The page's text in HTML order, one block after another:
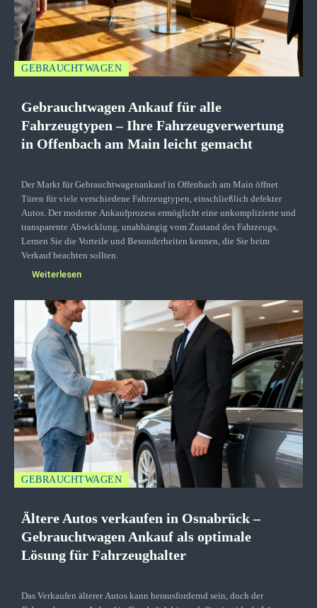
GEBRAUCHTWAGEN
Gebrauchtwagen Ankauf für alle
Fahrzeugtypen – Ihre Fahrzeugverwertung
in Offenbach am Main leicht gemacht
Der Markt für Gebrauchtwagenankauf in Offenbach am Main öffnet
Türen für viele verschiedene Fahrzeugtypen, einschließlich defekter
Autos. Der moderne Ankaufprozess ermöglicht eine unkomplizierte und
transparente Abwicklung, unabhängig vom Zustand des Fahrzeugs.
Lernen Sie die Vorteile und Besonderheiten kennen, die Sie beim
Verkauf beachten sollten.
Weiterlesen
GEBRAUCHTWAGEN
Ältere Autos verkaufen in Osnabrück –
Gebrauchtwagen Ankauf als optimale
Lösung für Fahrzeughalter
Das Verkaufen älterer Autos kann herausfordernd sein, doch der